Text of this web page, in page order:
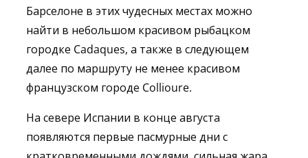
Барселоне в этих чудесных местах можно
найти в небольшом красивом рыбацком
городке Cadaques, а также в следующем
далее по маршруту не менее красивом
французском городе Collioure.
На севере Испании в конце августа
появляются первые пасмурные дни с